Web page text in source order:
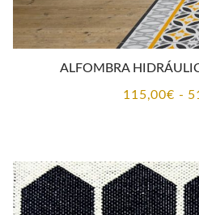
ALFOMBRA
115,00€ -